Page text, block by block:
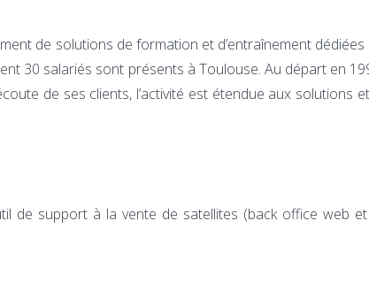
de solutions de formation et d’entraînement
30 salariés sont présents à Toulouse. Au départ en
de ses clients, l’activité est étendue aux solutions
de support à la vente de satellites (back office web